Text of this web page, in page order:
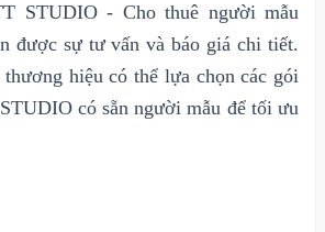
STUDIO - Cho thuê người mẫu
được sự tư vấn và báo giá chi tiết.
thương hiệu có thể lựa chọn các gói
có sẵn người mẫu để tối ưu